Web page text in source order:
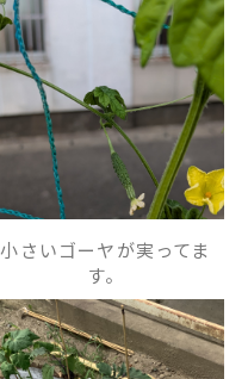
小さいゴーヤが実ってま
す。